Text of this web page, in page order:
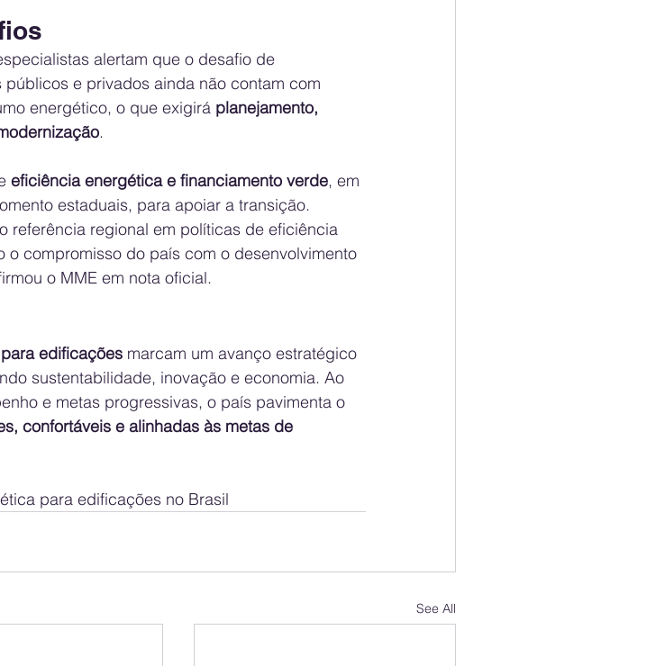
alertam que o desafio de
e privados ainda não contam com
energético, o que exigirá planejamento,
.
eficiência energética e financiamento verde, em
estaduais, para apoiar a transição.
referência regional em políticas de eficiência
compromisso do país com o desenvolvimento
o MME em nota oficial.
edificações marcam um avanço estratégico
sustentabilidade, inovação e economia. Ao
e metas progressivas, o país pavimenta o
confortáveis e alinhadas às metas de
para edificações no Brasil
See All